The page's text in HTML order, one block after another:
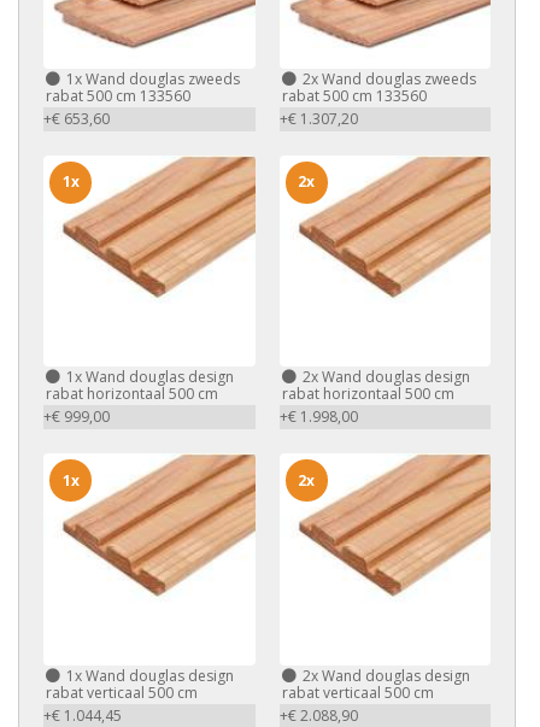
1xWand douglas zweeds
rabat 500 cm 133560
+€ 653,60
2xWand douglas zweeds
rabat 500 cm 133560
+€ 1.307,20
1xWand douglas design
rabat horizontaal 500 cm
+€ 999,00
1x
2xWand douglas design
rabat horizontaal 500 cm
+€ 1.998,00
2x
1xWand douglas design
rabat verticaal 500 cm
+€ 1.044,45
1x
2xWand douglas design
rabat verticaal 500 cm
+€ 2.088,90
2x